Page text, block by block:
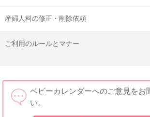
産婦人科の修正・削除依頼
ご利用のルールとマナー
ベビーカレンダーへのご意見をお
い。